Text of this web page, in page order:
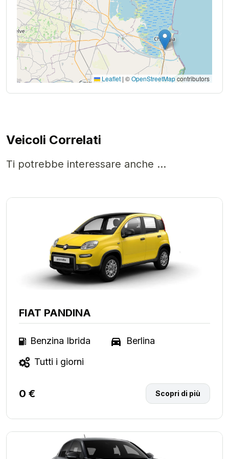
Leaflet | ©OpenStreetMapcontributors
Veicoli Correlati
Ti potrebbe interessare anche ...
FIAT PANDINA
Benzina Ibrida
Berlina
Tutti i giorni
0 € Scopri di più